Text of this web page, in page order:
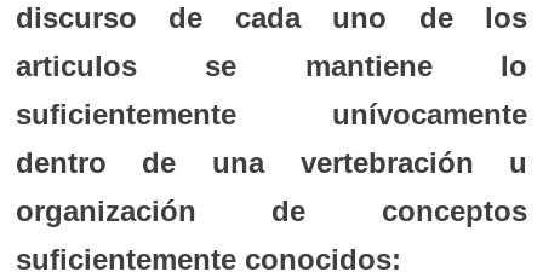
discurso de cada uno de los
articulos se mantiene lo
suficientemente unívocamente
dentro de una vertebración u
organización de conceptos
suficientemente conocidos: